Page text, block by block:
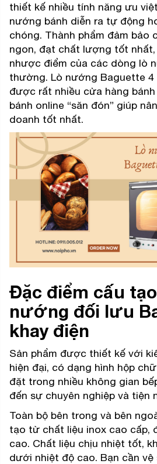
thiết kế nhiều tính năng ưu
nướng bánh diễn ra tự động
chóng. Thành phẩm đảm bảo
ngon, đạt chất lượng tốt nhất,
nhược điểm của các dòng lò
thường. Lò nướng Baguette 4
được rất nhiều cửa hàng
bánh online “săn đón” giúp
doanh tốt nhất.
Đặc điểm cấu
nướng đối lưu
khay điện
Sản phẩm được thiết kế với
hiện đại, có dạng hình hộp
đặt trong nhiều không gian
đến sự chuyên nghiệp và tiện
Toàn bộ bên trong và bên
tạo từ chất liệu inox cao cấp,
cao. Chất liệu chịu nhiệt tốt,
dưới nhiệt độ cao. Bạn cần